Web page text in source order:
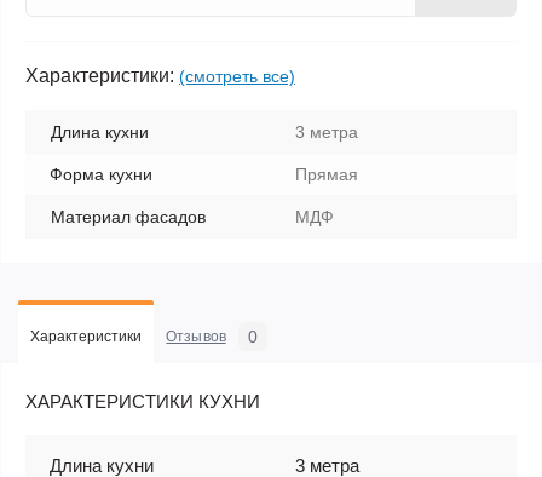
Характеристики: (смотреть все)
Длина кухни 3 метра
Форма кухни Прямая
Материал фасадов МДФ
Характеристики Отзывов 0
ХАРАКТЕРИСТИКИ КУХНИ
Длина кухни 3 метра